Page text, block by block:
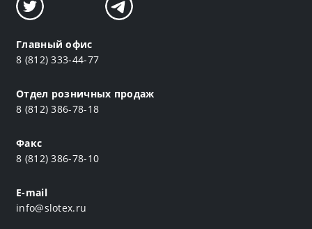
Главный офис
8 (812) 333-44-77
Отдел розничных продаж
8 (812) 386-78-18
Факс
8 (812) 386-78-10
E-mail
info@slotex.ru